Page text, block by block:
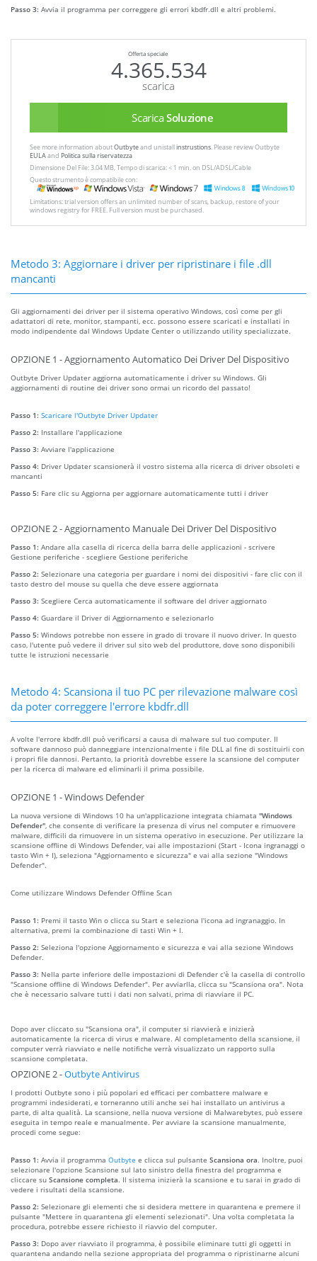
Passo 3: Avvia il programma per correggere gli errori kbdfr.dll e altri problemi.
Offerta speciale
4.365.534
scarica
ScaricaSoluzione
See more information aboutOutbyteand unistallinstrustions. Please review Outbyte
EULAand Politica sulla riservatezza
Dimensione Del File: 3.04 MB, Tempo di scarica: < 1 min. on DSL/ADSL/Cable
Questo strumento è compatibile con:
Limitations: trial version offers an unlimited number of scans, backup, restore of your
windows registry for FREE. Full version must be purchased.
Metodo 3: Aggiornare i driver per ripristinare i file .dll
mancanti
Gli aggiornamenti dei driver per il sistema operativo Windows, così come per gli
adattatori di rete, monitor, stampanti, ecc. possono essere scaricati e installati in
modo indipendente dal Windows Update Center o utilizzando utility specializzate.
OPZIONE 1 - Aggiornamento Automatico Dei Driver Del Dispositivo
Outbyte Driver Updater aggiorna automaticamente i driver su Windows. Gli
aggiornamenti di routine dei driver sono ormai un ricordo del passato!
Passo 1: Scaricare l'Outbyte Driver Updater
Passo 2: Installare l'applicazione
Passo 3: Avviare l'applicazione
Passo 4: Driver Updater scansionerà il vostro sistema alla ricerca di driver obsoleti e
mancanti
Passo 5: Fare clic su Aggiorna per aggiornare automaticamente tutti i driver
OPZIONE 2 - Aggiornamento Manuale Dei Driver Del Dispositivo
Passo 1: Andare alla casella di ricerca della barra delle applicazioni - scrivere
Gestione periferiche - scegliere Gestione periferiche
Passo 2: Selezionare una categoria per guardare i nomi dei dispositivi - fare clic con il
tasto destro del mouse su quella che deve essere aggiornata
Passo 3: Scegliere Cerca automaticamente il software del driver aggiornato
Passo 4: Guardare il Driver di Aggiornamento e selezionarlo
Passo 5: Windows potrebbe non essere in grado di trovare il nuovo driver. In questo
caso, l'utente può vedere il driver sul sito web del produttore, dove sono disponibili
tutte le istruzioni necessarie
Metodo 4: Scansiona il tuo PC per rilevazione malware così
da poter correggere l'errore kbdfr.dll
A volte l'errore kbdfr.dll può verificarsi a causa di malware sul tuo computer. Il
software dannoso può danneggiare intenzionalmente i file DLL al fine di sostituirli con
i propri file dannosi. Pertanto, la priorità dovrebbe essere la scansione del computer
per la ricerca di malware ed eliminarli il prima possibile.
OPZIONE 1 - Windows Defender
La nuova versione di Windows 10 ha un'applicazione integrata chiamata "Windows
Defender" , che consente di verificare la presenza di virus nel computer e rimuovere
malware, difficili da rimuovere in un sistema operativo in esecuzione. Per utilizzare la
scansione offline di Windows Defender, vai alle impostazioni (Start - Icona ingranaggi o
tasto Win + I), seleziona "Aggiornamento e sicurezza" e vai alla sezione "Windows
Defender".
Come utilizzare Windows Defender Offline Scan
Passo 1: Premi il tasto Win o clicca su Start e seleziona l'icona ad ingranaggio. In
alternativa, premi la combinazione di tasti Win + I.
Passo 2: Seleziona l'opzione Aggiornamento e sicurezza e vai alla sezione Windows
Defender.
Passo 3: Nella parte inferiore delle impostazioni di Defender c'è la casella di controllo
"Scansione offline di Windows Defender". Per avviarlla, clicca su "Scansiona ora". Nota
che è necessario salvare tutti i dati non salvati, prima di riavviare il PC.
Dopo aver cliccato su "Scansiona ora", il computer si riavvierà e inizierà
automaticamente la ricerca di virus e malware. Al completamento della scansione, il
computer verrà riavviato e nelle notifiche verrà visualizzato un rapporto sulla
scansione completata.
OPZIONE 2 -Outbyte Antivirus
I prodotti Outbyte sono i più popolari ed efficaci per combattere malware e
programmi indesiderati, e torneranno utili anche sei hai installato un antivirus a
parte, di alta qualità. La scansione, nella nuova versione di Malwarebytes, può essere
eseguita in tempo reale e manualmente. Per avviare la scansione manualmente,
procedi come segue:
Passo 1: Avvia il programma Outbyte e clicca sul pulsante Scansiona ora. Inoltre, puoi
selezionare l'opzione Scansione sul lato sinistro della finestra del programma e
cliccare su Scansione completa. Il sistema inizierà la scansione e tu sarai in grado di
vedere i risultati della scansione.
Passo 2: Selezionare gli elementi che si desidera mettere in quarantena e premere il
pulsante "Mettere in quarantena gli elementi selezionati". Una volta completata la
procedura, potrebbe essere richiesto il riavvio del computer.
Passo 3: Dopo aver riavviato il programma, è possibile eliminare tutti gli oggetti in
quarantena andando nella sezione appropriata del programma o ripristinarne alcuni